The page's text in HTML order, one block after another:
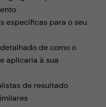
específicas para o seu
de como o
aplicaria à sua
de resultado